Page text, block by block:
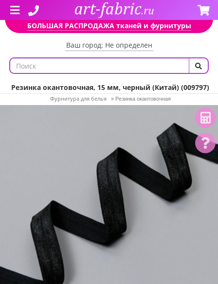
БОЛЬШАЯ РАСПРОДАЖА тканей и фурнитуры
Ваш город: Не определен
Резинка окантовочная, 15 мм, черный (Китай) (009797)
Фурнитура для белья » Резинка окантовочная